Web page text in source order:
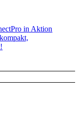
in Aktion